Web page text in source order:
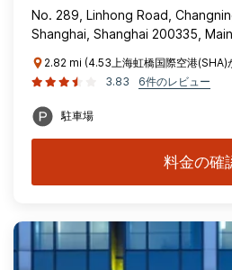
No. 289, Linhong Road,
Shanghai, Shanghai 200335,
2.82 mi (4.53上海虹橋国際空港(SHA)
3.83
6件のレビュー
駐車場
料金の確